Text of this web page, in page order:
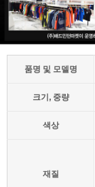
품명 및 모델명
크기, 중량
색상
재질